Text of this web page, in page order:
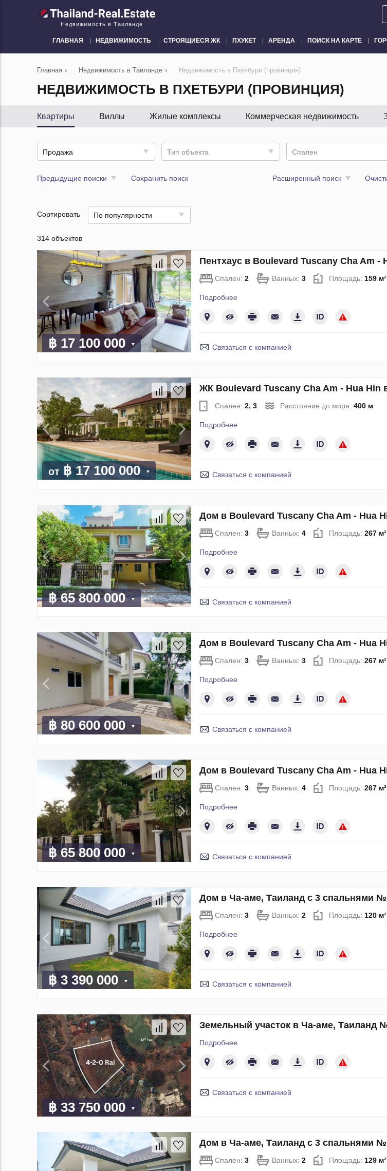
Недвижимость в Таиланде
ГЛАВНАЯ НЕДВИЖИМОСТЬ СТРОЯЩИЕСЯ ЖК ПХУКЕТ АРЕНДА ПОИСК НА КАРТЕ
Главная › Недвижимость в Таиланде › Недвижимость в Пхетбури (провинция)
НЕДВИЖИМОСТЬ В ПХЕТБУРИ (ПРОВИНЦИЯ)
Квартиры Виллы Жилые комплексы Коммерческая недвижимость
Продажа Тип объекта Спален
Предыдущие поиски Сохранить поиск Расширенный поиск
Сортировать По популярности
314 объектов
฿ 17 100 000
Пентхаус в Boulevard Tuscany Cha Am
Спален: 2 Ванных: 3 Площадь: 159 м²
Подробнее
Связаться с компанией
от฿ 17 100 000
ЖК Boulevard Tuscany Cha Am - Hua Hin
Спален: 2, 3 Расстояние до моря: 400 м
Подробнее
Связаться с компанией
฿ 65 800 000
Дом в Boulevard Tuscany Cha Am - Hua
Спален: 3 Ванных: 4 Площадь: 267 м²
Подробнее
Связаться с компанией
฿ 80 600 000
Дом в Boulevard Tuscany Cha Am - Hua
Спален: 3 Ванных: 3 Площадь: 267 м²
Подробнее
Связаться с компанией
฿ 65 800 000
Дом в Boulevard Tuscany Cha Am - Hua
Спален: 3 Ванных: 4 Площадь: 267 м²
Подробнее
Связаться с компанией
฿ 3 390 000
Дом в Ча-аме, Таиланд с 3 спальнями №
Спален: 3 Ванных: 2 Площадь: 120 м²
Подробнее
Связаться с компанией
฿ 33 750 000
Земельный участок в Ча-аме, Таиланд
Подробнее
Связаться с компанией
Дом в Ча-аме, Таиланд с 3 спальнями №
Спален: 3 Ванных: 2 Площадь: 129 м²